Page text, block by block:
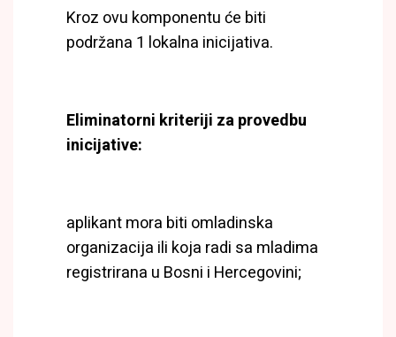
Kroz ovu komponentu će biti
podržana 1 lokalna inicijativa.
Eliminatorni kriteriji za provedbu
inicijative:
aplikant mora biti omladinska
organizacija ili koja radi sa mladima
registrirana u Bosni i Hercegovini;